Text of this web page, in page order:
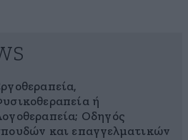
ή
Οδηγός
και επαγγελματικών